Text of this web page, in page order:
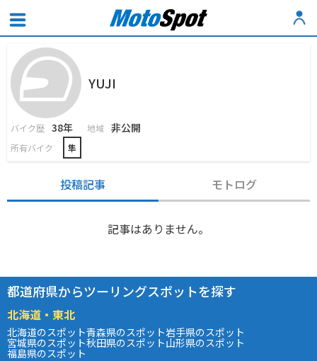
YUJI
バイク歴 38年 地域 非公開
所有バイク 隼
投稿記事 モトログ
記事はありません。
都道府県からツーリングスポットを探す
北海道・東北
北海道のスポット青森県のスポット岩手県のスポット
宮城県のスポット秋田県のスポット山形県のスポット
福島県のスポット